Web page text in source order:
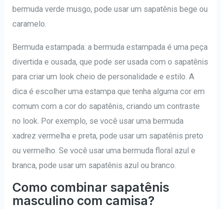
bermuda verde musgo, pode usar um sapatênis bege ou
caramelo.
Bermuda estampada: a bermuda estampada é uma peça
divertida e ousada, que pode ser usada com o sapatênis
para criar um look cheio de personalidade e estilo. A
dica é escolher uma estampa que tenha alguma cor em
comum com a cor do sapatênis, criando um contraste
no look. Por exemplo, se você usar uma bermuda
xadrez vermelha e preta, pode usar um sapatênis preto
ou vermelho. Se você usar uma bermuda floral azul e
branca, pode usar um sapatênis azul ou branco.
Como combinar sapatênis
masculino com camisa?